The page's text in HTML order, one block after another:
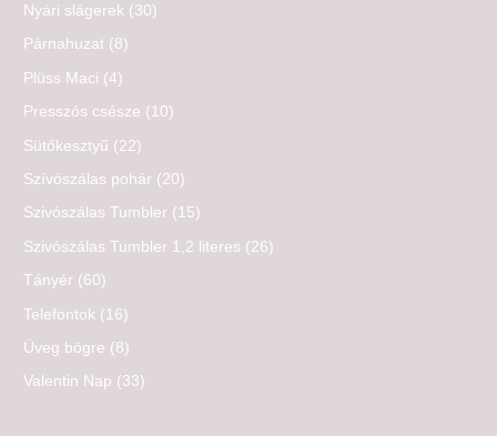
Nyári slágerek (30)
Párnahuzat (8)
Plüss Maci (4)
Presszós csésze (10)
Sütőkesztyű (22)
Szívószálas pohár (20)
Szivószálas Tumbler (15)
Szivószálas Tumbler 1,2 literes (26)
Tányér (60)
Telefontok (16)
Üveg bögre (8)
Valentin Nap (33)